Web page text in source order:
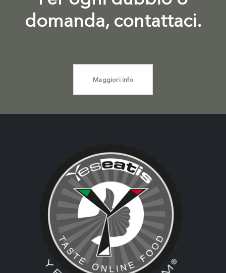
domanda, contattaci.
Maggiori info